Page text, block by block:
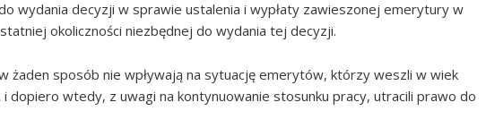
wydania decyzji w sprawie ustalenia i wypłaty zawieszonej emerytury w
okoliczności niezbędnej do wydania tej decyzji.
żaden sposób nie wpływają na sytuację emerytów, którzy weszli w wiek
dopiero wtedy, z uwagi na kontynuowanie stosunku pracy, utracili prawo do